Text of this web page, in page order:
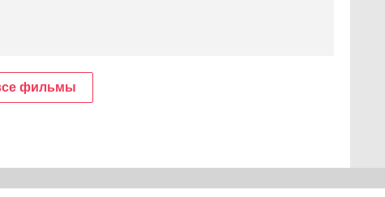
фильмы